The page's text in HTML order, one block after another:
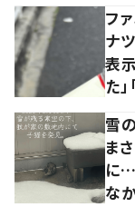
フ
ナ
表
た
雪
ま
に…
な